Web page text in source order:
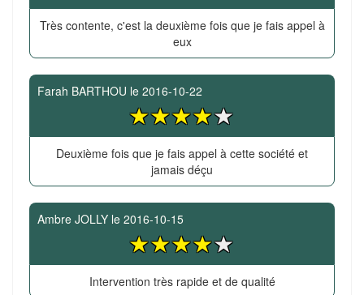
Très contente, c'est la deuxième fois que je fais appel à
eux
Farah BARTHOU le 2016-10-22
Deuxième fois que je fais appel à cette société et
jamais déçu
Ambre JOLLY le 2016-10-15
Intervention très rapide et de qualité